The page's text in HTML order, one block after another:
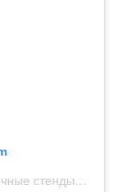
Публикация от Наружная реклама/выставочные стенды/мягкие окна (@perfekt_media_grupp)